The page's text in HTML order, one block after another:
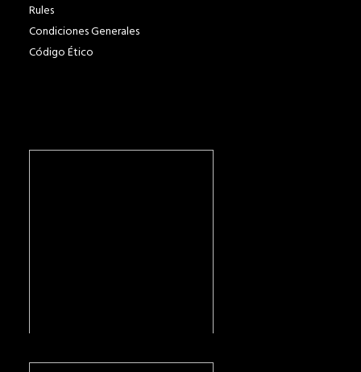
Rules
Condiciones Generales
Código Ético